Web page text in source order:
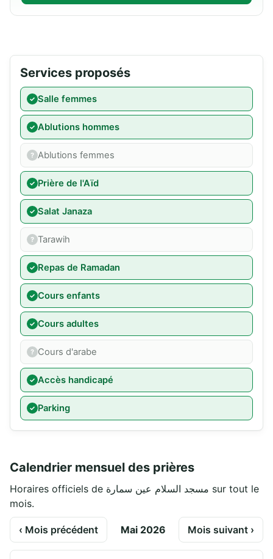
Services proposés
Salle femmes
Ablutions hommes
Ablutions femmes
Prière de l'Aïd
Salat Janaza
Tarawih
Repas de Ramadan
Cours enfants
Cours adultes
Cours d'arabe
Accès handicapé
Parking
Calendrier mensuel des prières
Horaires officiels de مسجد السلام عين سمارة sur tout le
mois.
‹ Mois précédent Mai 2026 Mois suivant ›